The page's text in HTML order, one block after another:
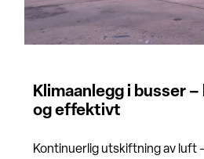
Klimaanlegg i busser
og effektivt
Kontinuerlig utskiftning av luft